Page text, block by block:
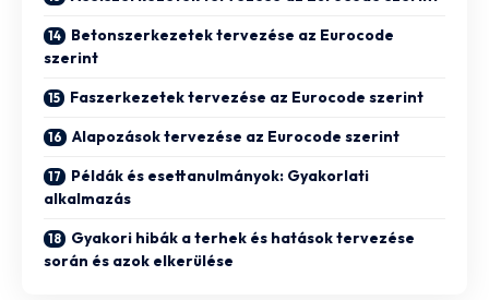
Betonszerkezetek tervezése az Eurocode
szerint
Faszerkezetek tervezése az Eurocode szerint
Alapozások tervezése az Eurocode szerint
Példák és esettanulmányok: Gyakorlati
alkalmazás
Gyakori hibák a terhek és hatások tervezése
során és azok elkerülése